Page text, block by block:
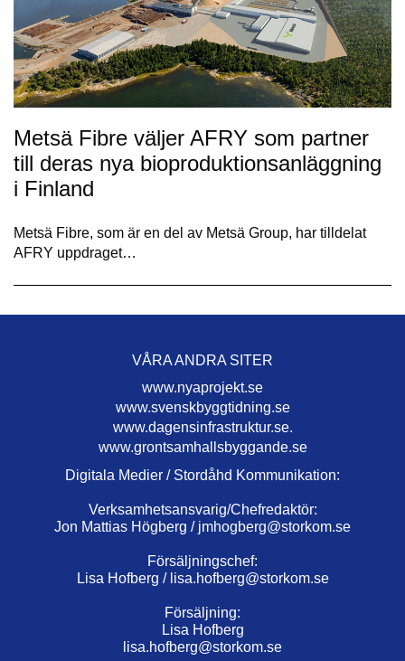
Metsä Fibre väljer AFRY som partner
till deras nya bioproduktionsanläggning
i Finland
Metsä Fibre, som är en del av Metsä Group, har tilldelat
AFRY uppdraget…
VÅRA ANDRA SITER
www.nyaprojekt.se
www.svenskbyggtidning.se
www.dagensinfrastruktur.se.
www.grontsamhallsbyggande.se
Digitala Medier / Stordåhd Kommunikation:
Verksamhetsansvarig/Chefredaktör:
Jon Mattias Högberg / jmhogberg@storkom.se
Försäljningschef:
Lisa Hofberg / lisa.hofberg@storkom.se
Försäljning:
Lisa Hofberg
lisa.hofberg@storkom.se